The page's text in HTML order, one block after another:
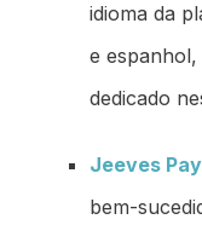
idioma da
e
dedicado
Jeeves
bem-